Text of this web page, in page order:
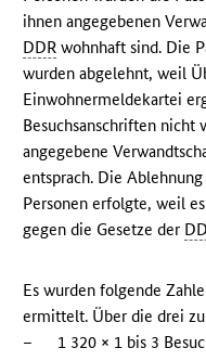
ihnen angegebenen
DDR wohnhaft sind. Die
wurden abgelehnt, weil
Einwohnermeldekartei
Besuchsanschriften nicht
angegebene
entsprach. Die
Personen erfolgte, weil
gegen die Gesetze der
Es wurden folgende
ermittelt. Über die drei
–
1 320 × 1 bis 3